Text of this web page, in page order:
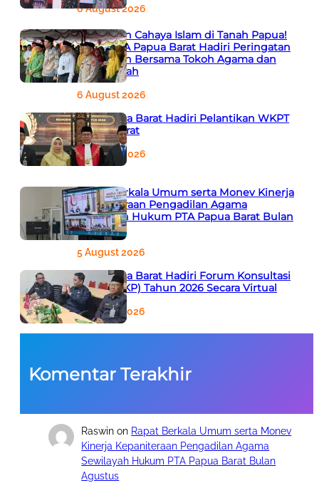
6 August 2026
666 Tahun Cahaya Islam di Tanah Papua!
Ketua PTA Papua Barat Hadiri Peringatan
Bersejarah Bersama Tokoh Agama dan
Pemerintah
6 August 2026
PTA Papua Barat Hadiri Pelantikan WKPT
Papua Barat
6 August 2026
Rapat Berkala Umum serta Monev Kinerja
Kepaniteraan Pengadilan Agama
Sewilayah Hukum PTA Papua Barat Bulan
Agustus
5 August 2026
PTA Papua Barat Hadiri Forum Konsultasi
Publik (FKP) Tahun 2026 Secara Virtual
5 August 2026
Komentar Terakhir
Raswin on Rapat Berkala Umum serta Monev
Kinerja Kepaniteraan Pengadilan Agama
Sewilayah Hukum PTA Papua Barat Bulan
Agustus